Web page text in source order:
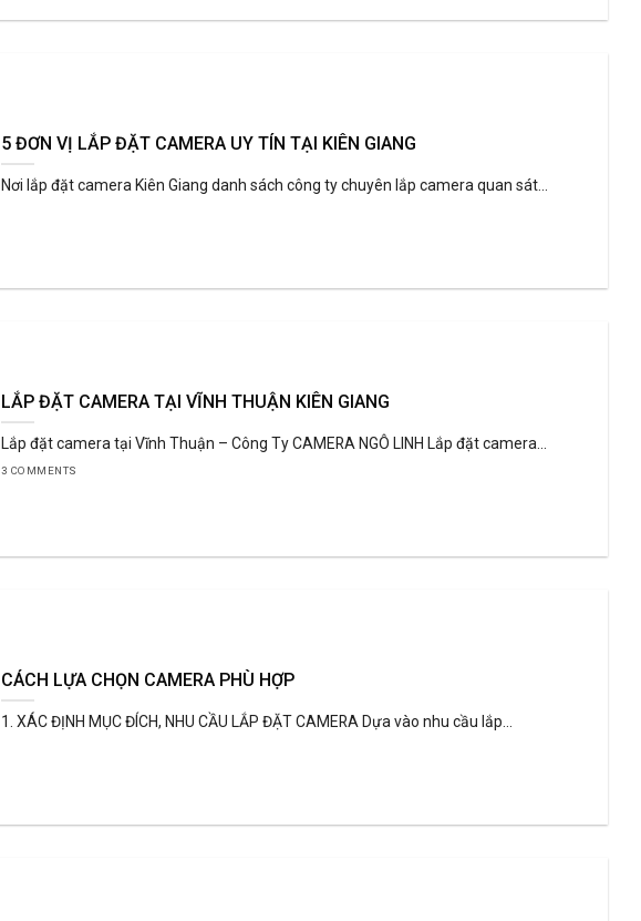
5 ĐƠN VỊ LẮP ĐẶT CAMERA UY TÍN TẠI KIÊN GIANG
Nơi lắp đặt camera Kiên Giang danh sách công ty chuyên lắp camera quan sát...
LẮP ĐẶT CAMERA TẠI VĨNH THUẬN KIÊN GIANG
Lắp đặt camera tại Vĩnh Thuận – Công Ty CAMERA NGÔ LINH Lắp đặt camera...
3 COMMENTS
CÁCH LỰA CHỌN CAMERA PHÙ HỢP
1. XÁC ĐỊNH MỤC ĐÍCH, NHU CẦU LẮP ĐẶT CAMERA Dựa vào nhu cầu lắp...